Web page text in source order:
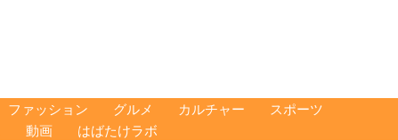
ファッション グルメ カルチャー
スポーツ
動画 はばたけラボ